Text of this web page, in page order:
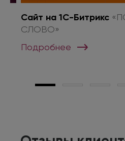
Сайт на 1С-Битрикс
СЛОВО»
Подробнее